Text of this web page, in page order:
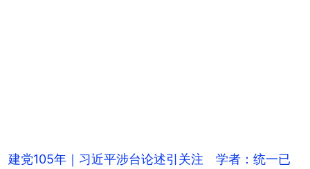
建党105年｜习近平涉台论述引关注 学者：统一已